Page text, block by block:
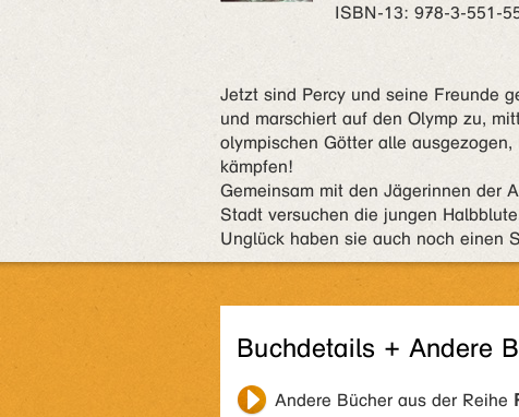
ISBN‑13: 978-3-551-
Jetzt sind Percy und seine Freunde
und marschiert auf den Olymp zu,
olympischen Götter alle
kämpfen!
Gemeinsam mit den Jägerinnen der
Stadt versuchen die jungen
Unglück haben sie auch noch einen
Buchdetails + Andere
Andere Bücher aus der Reihe